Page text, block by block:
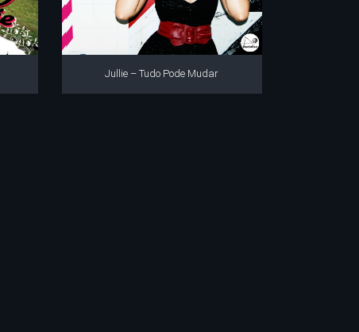
Jullie – Tudo Pode Mudar